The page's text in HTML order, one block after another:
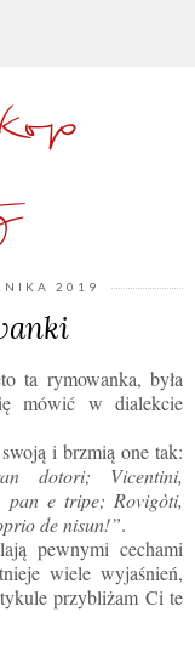
2019
ta rymowanka, była
mówić w dialekcie
i brzmią one tak:
dotori; Vicentini,
pan e tripe; Rovigòti,
de nisun!”.
pewnymi cechami
wiele wyjaśnień,
przybliżam Ci te